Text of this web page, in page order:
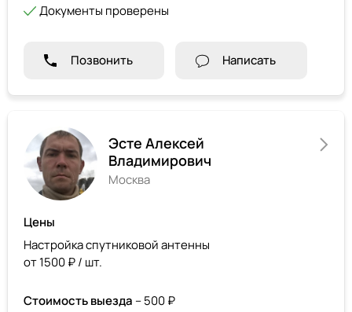
Документы проверены
Позвонить Написать
Эсте Алексей
Владимирович
Москва
Цены
Настройка спутниковой антенны
от 1500 ₽ / шт.
Стоимость выезда – 500 ₽